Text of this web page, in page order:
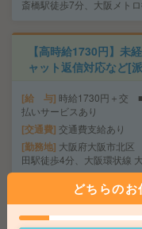
斎橋駅徒歩7分、大阪メト
【高時給1730円】未
ャット返信対応など[
給 与 時給1730円＋交
払いサービスあり
交通費 交通費支給あり
勤務地 大阪府大阪市北区
田駅徒歩4分、大阪環状線
ピタッと12時まで＊
どちらの